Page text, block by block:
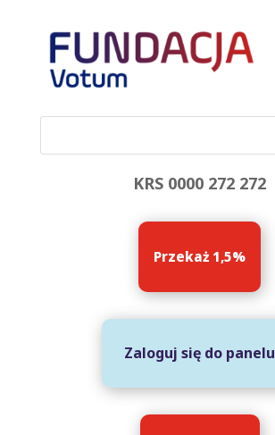
KRS 0000 272 272
Przekaż 1,5%
Zaloguj się do panelu